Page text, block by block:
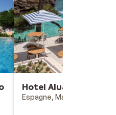
Hotel AluaSoul
Espagne, Majorque, Cala